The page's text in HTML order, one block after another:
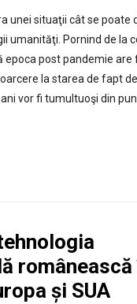
unei situaţii cât se poate
umanităţi. Pornind de la
epoca post pandemie are
la starea de fapt
vor fi tumultuoşi din
românească
și SUA